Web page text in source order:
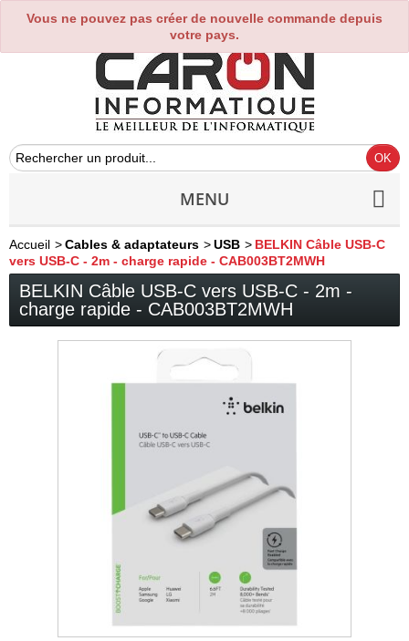
Vous ne pouvez pas créer de nouvelle commande depuis
votre pays.
0
MENU
Accueil >Cables & adaptateurs >USB > BELKIN Câble USB-C
vers USB-C - 2m - charge rapide - CAB003BT2MWH
BELKIN Câble USB-C vers USB-C - 2m -
charge rapide - CAB003BT2MWH